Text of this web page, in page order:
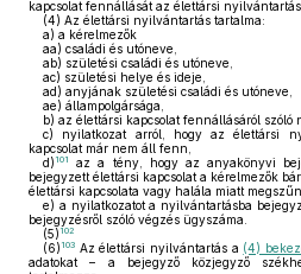
kapcsolat fennállását az élettársi nyilvántartás
(4) Az élettársi nyilvántartás tartalma:
a) a kérelmezők
aa) családi és utóneve,
ab) születési családi és utóneve,
ac) születési helye és ideje,
ad) anyjának születési családi és utóneve,
ae) állampolgársága,
b) az élettársi kapcsolat fennállásáról szóló
c) nyilatkozat arról, hogy az élettársi
kapcsolat már nem áll fenn,
d) 101
az a tény, hogy az anyakönyvi
bejegyzett élettársi kapcsolat a kérelmezők
élettársi kapcsolata vagy halála miatt
e) a nyilatkozatot a nyilvántartásba
bejegyzésről szóló végzés ügyszáma.
(5) 102
(6) 103 Az élettársi nyilvántartás a (4)
adatokat – a bejegyző közjegyző